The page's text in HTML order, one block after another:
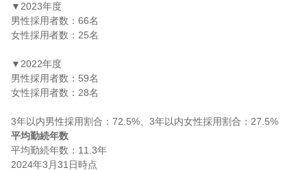
▼2023年度
男性採用者数：66名
女性採用者数：25名
▼2022年度
男性採用者数：59名
女性採用者数：28名
平均勤続年数
平均勤続年数：11.3年